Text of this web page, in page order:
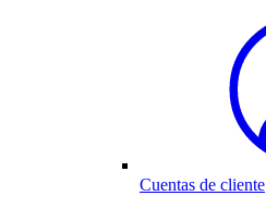
Cuentas de cliente